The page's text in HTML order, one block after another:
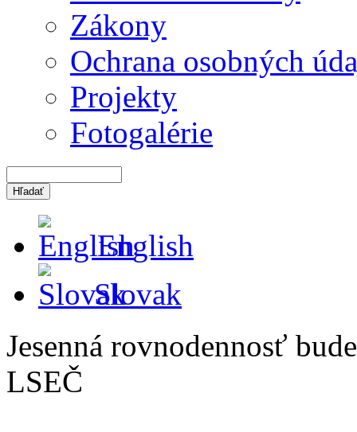
Zákony
Ochrana osobných
Projekty
Fotogalérie
English
Slovak
Jesenná rovnodennosť
LSEČ